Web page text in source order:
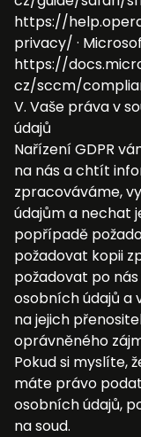
https://
privacy/ ·
https://
cz/sccm/
V. Vaše práva v
údajů
Nařízení GDPR
na nás a chtít
zpracováváme,
údajům a nechat
popřípadě
požadovat kopii
požadovat po
osobních údajů
na jejich
oprávněného
Pokud si myslíte,
máte právo
osobních údajů,
na soud.